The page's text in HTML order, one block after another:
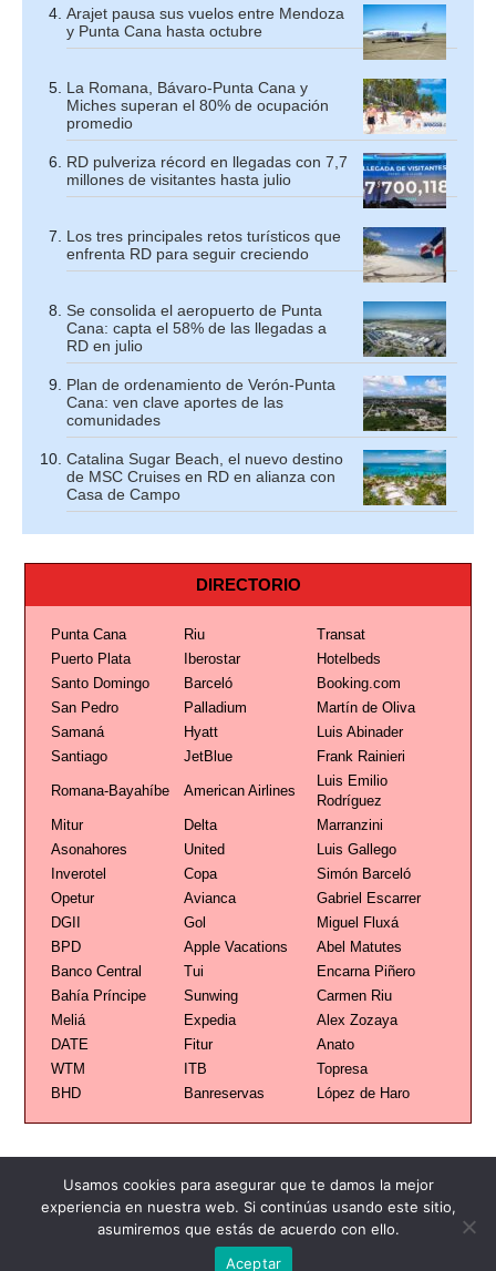
Arajet pausa sus vuelos entre Mendoza
y Punta Cana hasta octubre
La Romana, Bávaro-Punta Cana y
Miches superan el 80% de ocupación
promedio
RD pulveriza récord en llegadas con 7,7
millones de visitantes hasta julio
Los tres principales retos turísticos que
enfrenta RD para seguir creciendo
Se consolida el aeropuerto de Punta
Cana: capta el 58% de las llegadas a
RD en julio
Plan de ordenamiento de Verón-Punta
Cana: ven clave aportes de las
comunidades
Catalina Sugar Beach, el nuevo destino
de MSC Cruises en RD en alianza con
Casa de Campo
DIRECTORIO
Punta Cana Riu
Transat
Puerto Plata
Iberostar
Hotelbeds
Santo Domingo
Barceló
Booking.com
San Pedro
Palladium
Martín de Oliva
Samaná
Hyatt
Luis Abinader
Santiago
JetBlue Frank Rainieri
Romana-Bayahíbe American Airlines
Luis Emilio
Rodríguez
Mitur
Delta
Marranzini
Asonahores
United
Luis Gallego
Inverotel
Copa
Simón Barceló
Opetur
Avianca
Gabriel Escarrer
DGII
Gol
Miguel Fluxá
BPD
Apple Vacations
Abel Matutes
Banco Central
Tui
Encarna Piñero
Bahía Príncipe
Sunwing
Carmen Riu
Meliá
Expedia
Alex Zozaya
DATE
Fitur
Anato
WTM
ITB
Topresa
BHD
Banreservas López de Haro
Usamos cookies para asegurar que te damos la mejor
experiencia en nuestra web. Si continúas usando este sitio,
asumiremos que estás de acuerdo con ello.
Aceptar
Publicidad Redacción Contacto
Todos los derechos reservados